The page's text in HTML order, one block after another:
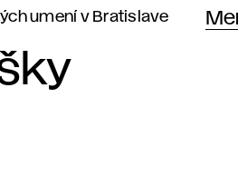
umení v Bratislave